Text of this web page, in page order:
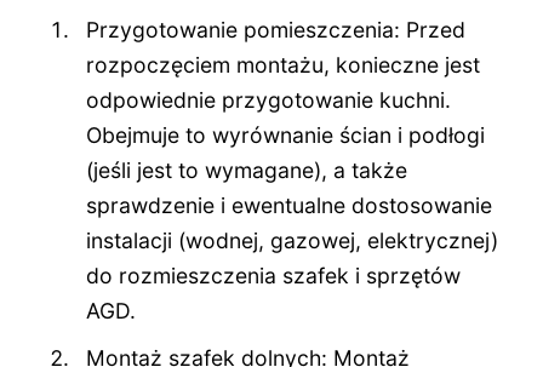
Przygotowanie pomieszczenia: Przed
rozpoczęciem montażu, konieczne jest
odpowiednie przygotowanie kuchni.
Obejmuje to wyrównanie ścian i podłogi
(jeśli jest to wymagane), a także
sprawdzenie i ewentualne dostosowanie
instalacji (wodnej, gazowej, elektrycznej)
do rozmieszczenia szafek i sprzętów
AGD.
Montaż szafek dolnych: Montaż